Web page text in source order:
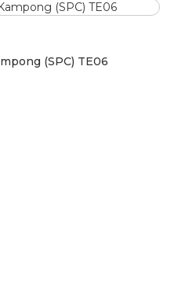
(SPC) TE06